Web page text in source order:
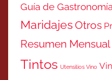
Guía de
MaridajesOtros
Resumen Mensual
Tintos Utensilios Vino